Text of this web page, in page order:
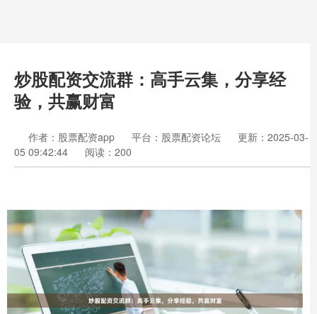
炒股配资交流群：高手云集，分享经
验，共赢财富
作者：股票配资app 平台：股票配资论坛
更新：2025-03-
05 09:42:44
阅读：200